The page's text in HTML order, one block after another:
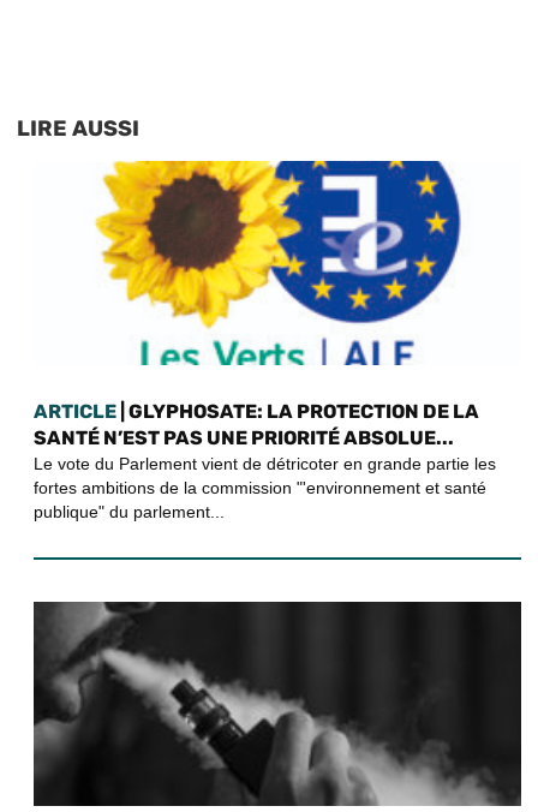
LIRE AUSSI
ARTICLE | GLYPHOSATE: LA PROTECTION DE LA
SANTÉ N’EST PAS UNE PRIORITÉ ABSOLUE...
Le vote du Parlement vient de détricoter en grande partie les
fortes ambitions de la commission "'environnement et santé
publique" du parlement...